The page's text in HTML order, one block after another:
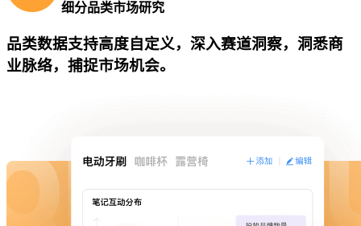
细分品类市场研究
品类数据支持高度自定义，深入赛道洞察，洞悉商
业脉络，捕捉市场机会。